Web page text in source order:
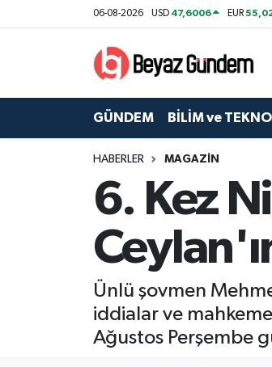
06-08-2026 USD 47,6006 EUR
GÜNDEM BİLİM ve
HABERLER MAGAZİN
6. Kez
Ünlü şovmen
iddialar ve
Ağustos Perşembe
GÜNDEM
BİLİM ve TEKNOLOJİ
KÜLTÜR SANAT
MAGAZİN
Hava Durumu
Trafik Durumu
Tüm Manşetler
Son Dakika Haberleri
Haber Arşivi